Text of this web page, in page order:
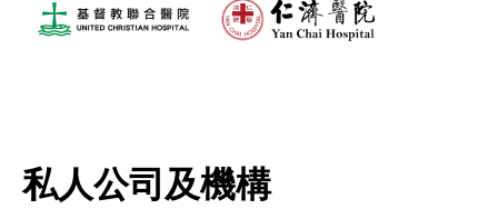
私人公司及機構